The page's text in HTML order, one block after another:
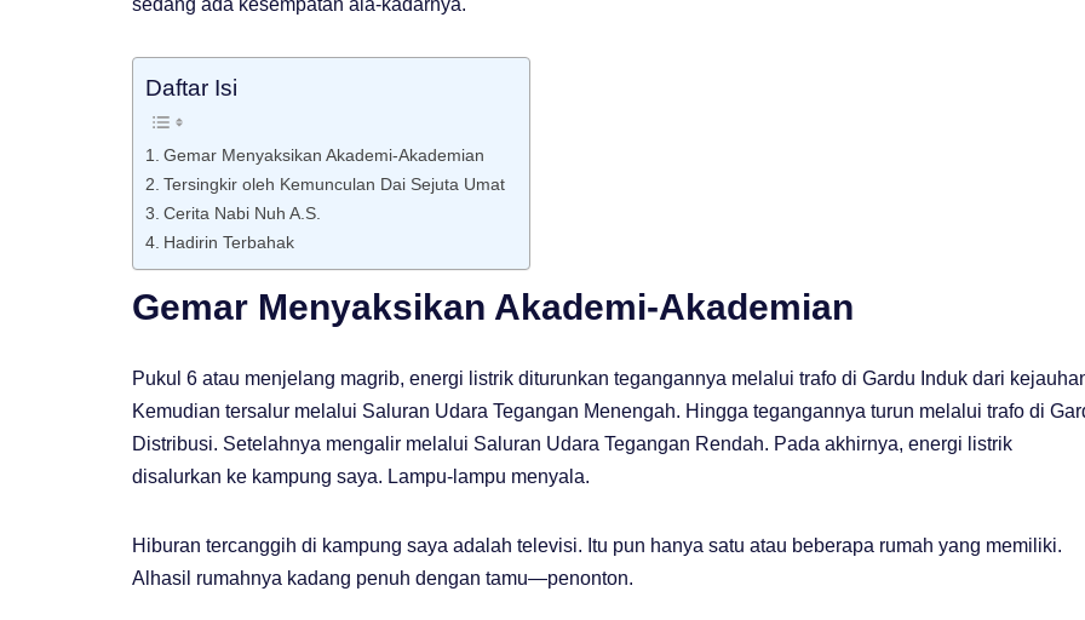
sedang ada kesempatan ala-kadarnya.
Daftar Isi
Gemar Menyaksikan Akademi-Akademian
Tersingkir oleh Kemunculan Dai Sejuta Umat
Cerita Nabi Nuh A.S.
Hadirin Terbahak
Gemar Menyaksikan Akademi-Akademian
Pukul 6 atau menjelang magrib, energi listrik diturunkan tegangannya melalui trafo di Gardu Induk dari
Kemudian tersalur melalui Saluran Udara Tegangan Menengah. Hingga tegangannya turun melalui trafo di
Distribusi. Setelahnya mengalir melalui Saluran Udara Tegangan Rendah. Pada akhirnya, energi listrik
disalurkan ke kampung saya. Lampu-lampu menyala.
Hiburan tercanggih di kampung saya adalah televisi. Itu pun hanya satu atau beberapa rumah yang memiliki.
Alhasil rumahnya kadang penuh dengan tamu—penonton.